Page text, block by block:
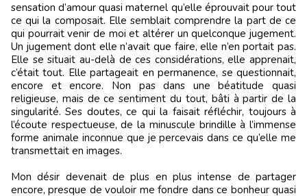
sensation d’amour quasi maternel qu’elle éprouvait pour tout
ce qui la composait. Elle semblait comprendre la part de ce
qui pourrait venir de moi et altérer un quelconque jugement.
Un jugement dont elle n’avait que faire, elle n’en portait pas.
Elle se situait au-delà de ces considérations, elle apprenait,
c’était tout. Elle partageait en permanence, se questionnait,
encore et encore. Non pas dans une béatitude quasi
religieuse, mais de ce sentiment du tout, bâti à partir de la
singularité. Ses doutes, ce qui la faisait réfléchir, toujours à
l’écoute respectueuse, de la minuscule brindille à l’immense
forme animale inconnue que je percevais dans ce qu’elle me
transmettait en images.
Mon désir devenait de plus en plus intense de partager
encore, presque de vouloir me fondre dans ce bonheur quasi